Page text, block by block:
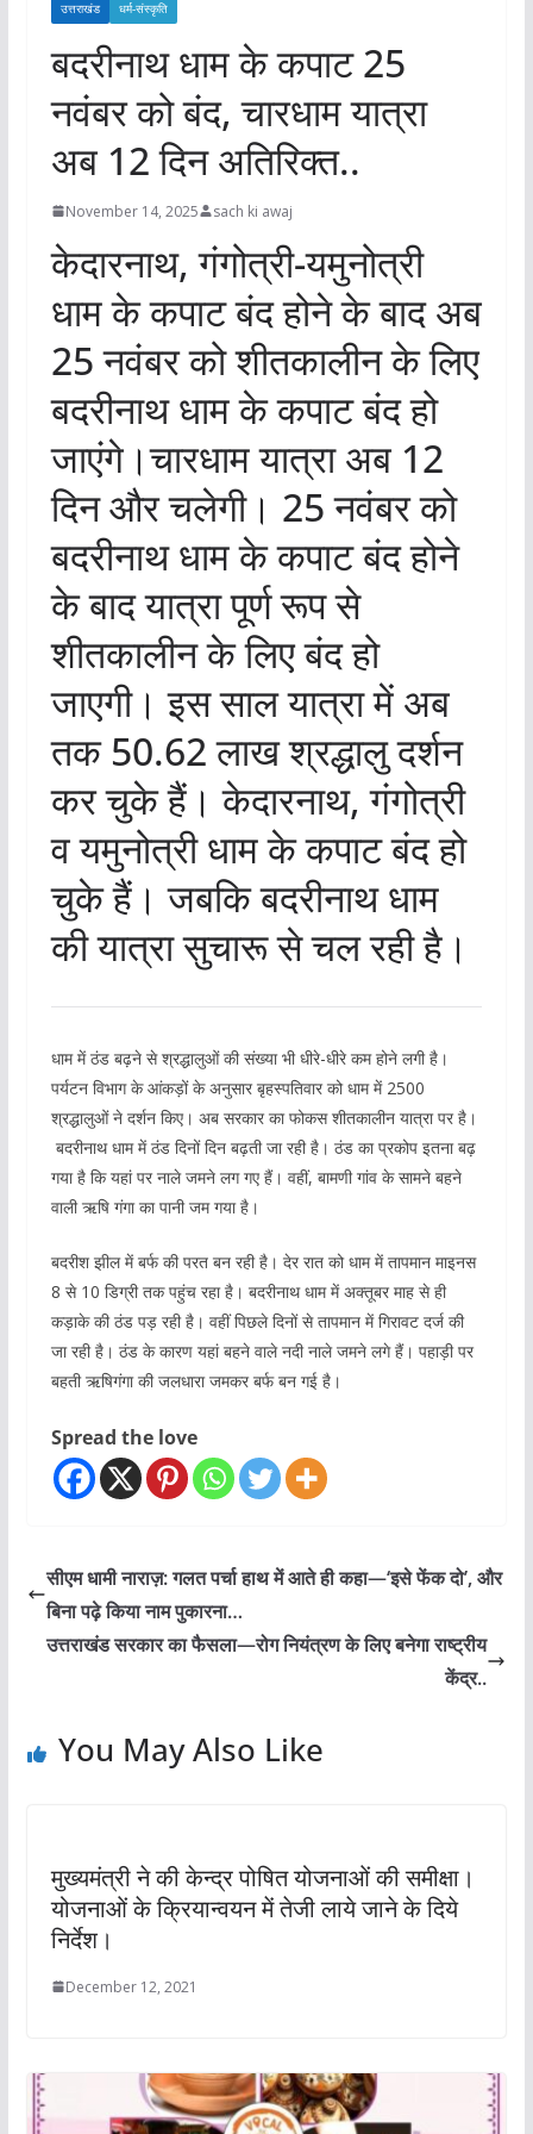
उत्तराखंड धर्म-संस्कृति
बदरीनाथ धाम के कपाट 25
नवंबर को बंद, चारधाम यात्रा
अब 12 दिन अतिरिक्त..
November 14, 2025 sach ki awaj
केदारनाथ, गंगोत्री-यमुनोत्री
धाम के कपाट बंद होने के बाद अब
25 नवंबर को शीतकालीन के लिए
बदरीनाथ धाम के कपाट बंद हो
जाएंगे।चारधाम यात्रा अब 12
दिन और चलेगी। 25 नवंबर को
बदरीनाथ धाम के कपाट बंद होने
के बाद यात्रा पूर्ण रूप से
शीतकालीन के लिए बंद हो
जाएगी। इस साल यात्रा में अब
तक 50.62 लाख श्रद्धालु दर्शन
कर चुके हैं। केदारनाथ, गंगोत्री
व यमुनोत्री धाम के कपाट बंद हो
चुके हैं। जबकि बदरीनाथ धाम
की यात्रा सुचारू से चल रही है।
धाम में ठंड बढ़ने से श्रद्धालुओं की संख्या भी धीरे-धीरे कम होने लगी है।
पर्यटन विभाग के आंकड़ों के अनुसार बृहस्पतिवार को धाम में 2500
श्रद्धालुओं ने दर्शन किए। अब सरकार का फोकस शीतकालीन यात्रा पर है।
बदरीनाथ धाम में ठंड दिनों दिन बढ़ती जा रही है। ठंड का प्रकोप इतना बढ़
गया है कि यहां पर नाले जमने लग गए हैं। वहीं, बामणी गांव के सामने बहने
वाली ऋषि गंगा का पानी जम गया है।
बदरीश झील में बर्फ की परत बन रही है। देर रात को धाम में तापमान माइनस
8 से 10 डिग्री तक पहुंच रहा है। बदरीनाथ धाम में अक्तूबर माह से ही
कड़ाके की ठंड पड़ रही है। वहीं पिछले दिनों से तापमान में गिरावट दर्ज की
जा रही है। ठंड के कारण यहां बहने वाले नदी नाले जमने लगे हैं। पहाड़ी पर
बहती ऋषिगंगा की जलधारा जमकर बर्फ बन गई है।
Spread the love
सीएम धामी नाराज़: गलत पर्चा हाथ में आते ही कहा—‘इसे फेंक दो’, और
बिना पढ़े किया नाम पुकारना…
उत्तराखंड सरकार का फैसला—रोग नियंत्रण के लिए बनेगा राष्ट्रीय
केंद्र..
You May Also Like
मुख्यमंत्री ने की केन्द्र पोषित योजनाओं की समीक्षा।
योजनाओं के क्रियान्वयन में तेजी लाये जाने के दिये
निर्देश।
December 12, 2021